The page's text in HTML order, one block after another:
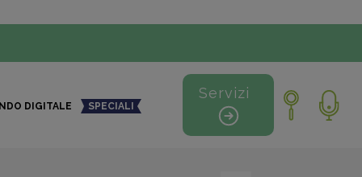
DIGITALE SPECIALI
Servizi